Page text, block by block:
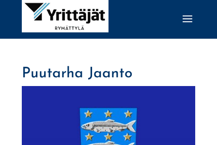
Puutarha Jaanto